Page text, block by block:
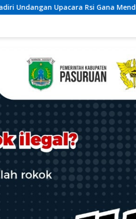
Pedagingan, di Desa Talibeng